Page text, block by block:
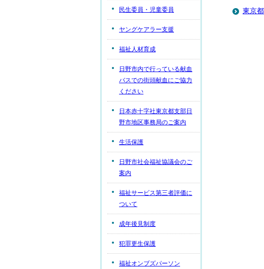
東京
民生委員・児童委員
ヤングケアラー支援
福祉人材育成
日野市内で行っている献血
バスでの街頭献血にご協力
ください
日本赤十字社東京都支部日
野市地区事務局のご案内
生活保護
日野市社会福祉協議会のご
案内
福祉サービス第三者評価に
ついて
成年後見制度
犯罪更生保護
福祉オンブズパーソン